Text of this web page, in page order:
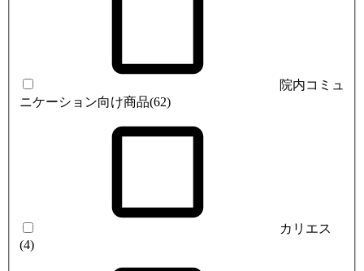
院内コミュ
ニケーション向け商品(62)
カリエス
(4)